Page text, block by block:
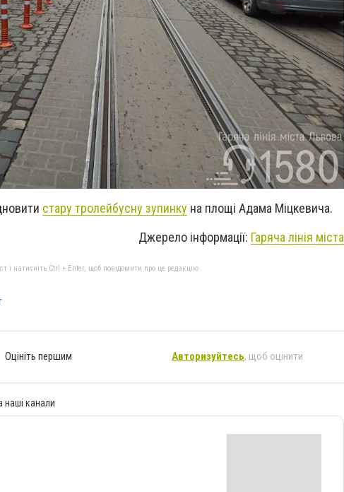
стару тролейбусну зупинку на площі Адама Міцкевича.
Джерело інформації: Гаряча лінія міста
і натисніть Ctrl + Enter, щоб повідомити про це редакцію
Оцініть першим Авторизуйтесь, щоб оцінити
наші канали